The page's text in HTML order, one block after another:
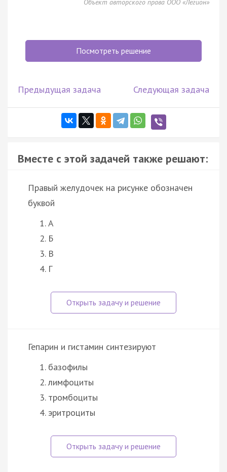
Объект авторского права ООО «Легион»
Посмотреть решение
Предыдущая задача Следующая задача
Вместе с этой задачей также решают:
Правый желудочек на рисунке обозначен
буквой
А
Б
В
Г
Гепарин и гистамин синтезируют
базофилы
лимфоциты
тромбоциты
эритроциты